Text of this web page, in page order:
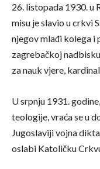
26. listopada 1930. u
misu je slavio u crkvi
njegov mlađi kolega i
zagrebačkoj
za nauk vjere,
U srpnju 1931.
teologije, vraća se u
Jugoslaviji vojna
oslabi Katoličku